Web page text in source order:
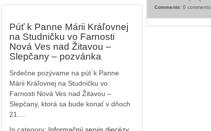
Comments: 0 comments
Púť k Panne Márii Kráľovnej
na Studničku vo Farnosti
Nová Ves nad Žitavou –
Slepčany – pozvánka
Srdečne pozývame na púť k Panne
Márii Kráľovnej na Studničku vo
Farnosti Nová Ves nad Žitavou –
Slepčany, ktorá sa bude konať v dňoch
21....
In category: Informačný servis diecézy,